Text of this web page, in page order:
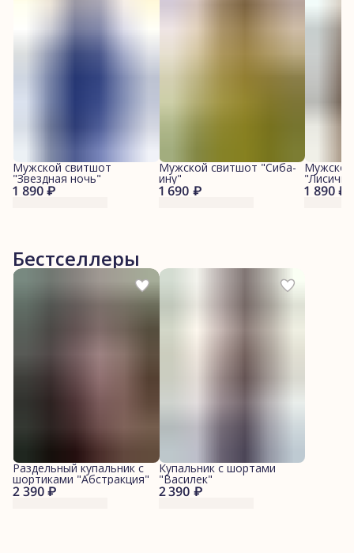
1 890 ₽
Мужской свитшот
"Звездная ночь"
1 690 ₽
Мужской свитшот "Сиба-
ину"
1 890 ₽
Бестселлеры
2 390 ₽
Раздельный купальник с
шортиками "Абстракция"
2 390 ₽
Купальник с шортами
"Василек"